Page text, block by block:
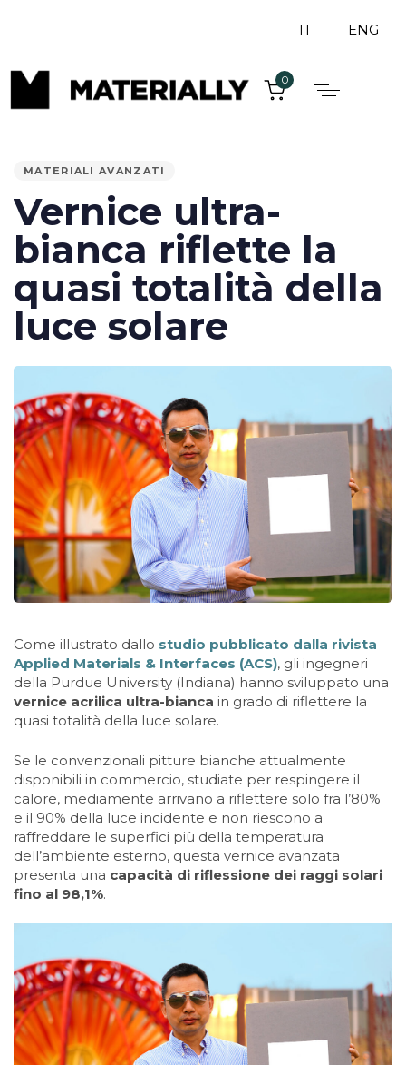
IT ENG
0
MATERIALI AVANZATI
Vernice ultra-
bianca riflette la
quasi totalità della
luce solare
Come illustrato dallo studio pubblicato dalla rivista
Applied Materials & Interfaces (ACS), gli ingegneri
della Purdue University (Indiana) hanno sviluppato una
vernice acrilica ultra-bianca in grado di riflettere la
quasi totalità della luce solare.
Se le convenzionali pitture bianche attualmente
disponibili in commercio, studiate per respingere il
calore, mediamente arrivano a riflettere solo fra l’80%
e il 90% della luce incidente e non riescono a
raffreddare le superfici più della temperatura
dell’ambiente esterno, questa vernice avanzata
presenta una capacità di riflessione dei raggi solari
fino al 98,1%.